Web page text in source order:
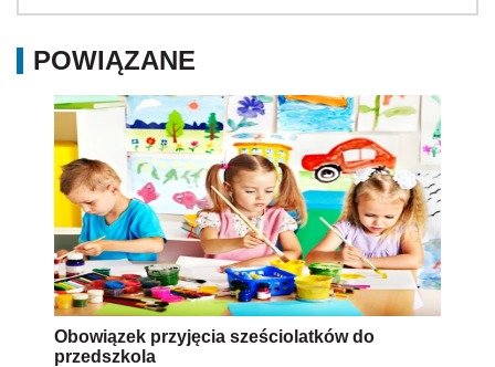
POWIĄZANE
Obowiązek przyjęcia sześciolatków do
przedszkola